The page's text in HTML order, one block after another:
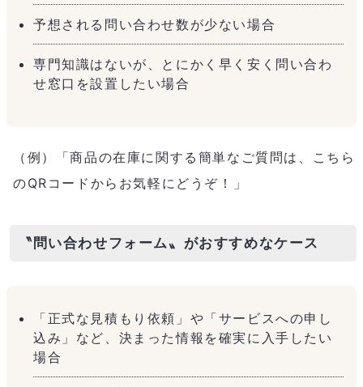
予想される問い合わせ数が少ない場合
専門知識はないが、とにかく早く安く問い合わ
せ窓口を設置したい場合
（例）「商品の在庫に関する簡単なご質問は、こちら
のQRコードからお気軽にどうぞ！」
〝問い合わせフォーム〟がおすすめなケース
「正式な見積もり依頼」や「サービスへの申し
込み」など、決まった情報を確実に入手したい
場合